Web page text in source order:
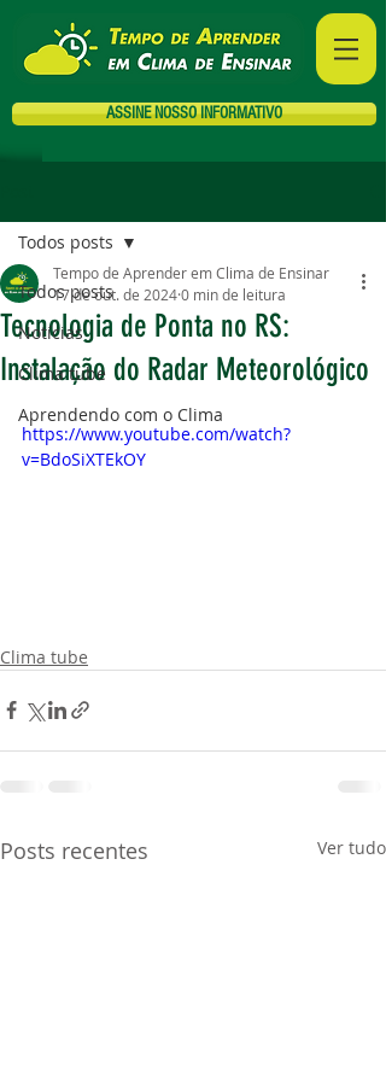
ASSINE NOSSO INFORMATIVO
Todos posts
Notícias
Clima tube
Aprendendo com o Clima
Todos posts
Tecnologia de Ponta no RS:
Instalação do Radar Meteorológico
Tempo de Aprender em Clima de Ensinar
17 de out. de 20240 min de leitura
https://www.youtube.com/watch?
v=BdoSiXTEkOY
Clima tube
Posts recentes Ver tudo